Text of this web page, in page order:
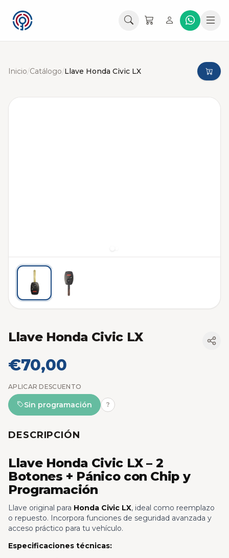
Inicio/Catálogo/Llave Honda Civic LX
Llave Honda Civic LX
€70,00
APLICAR DESCUENTO
Sin programación ?
DESCRIPCIÓN
Llave Honda Civic LX – 2
Botones + Pánico con Chip y
Programación
Llave original para Honda Civic LX, ideal como reemplazo
o repuesto. Incorpora funciones de seguridad avanzada y
acceso práctico para tu vehículo.
Especificaciones técnicas: